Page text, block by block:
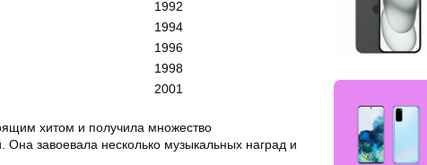
1992
1994
1996
1998
2001
хитом и получила множество
Она завоевала несколько музыкальных наград и